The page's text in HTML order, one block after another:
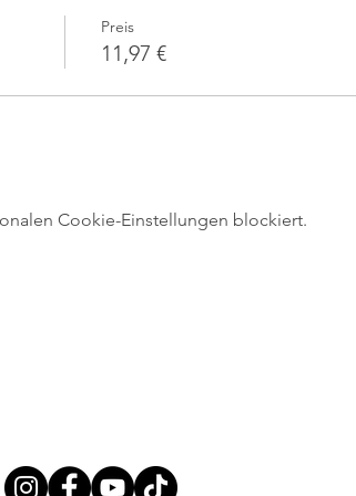
Preis
11,97 €
Cookie-Einstellungen blockiert.